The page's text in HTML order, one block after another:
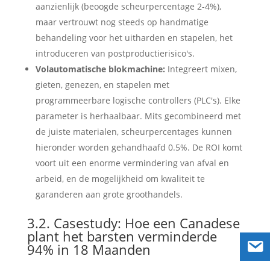
aanzienlijk (beoogde scheurpercentage 2-4%),
maar vertrouwt nog steeds op handmatige
behandeling voor het uitharden en stapelen, het
introduceren van postproductierisico's.
Volautomatische blokmachine: Integreert mixen,
gieten, genezen, en stapelen met
programmeerbare logische controllers (PLC's). Elke
parameter is herhaalbaar. Mits gecombineerd met
de juiste materialen, scheurpercentages kunnen
hieronder worden gehandhaafd 0.5%. De ROI komt
voort uit een enorme vermindering van afval en
arbeid, en de mogelijkheid om kwaliteit te
garanderen aan grote groothandels.
3.2. Casestudy: Hoe een Canadese
plant het barsten verminderde
94% in 18 Maanden